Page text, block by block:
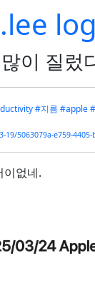
log
이 질렀
#지름 #apple
5063079a-e759-4405-
이없네.